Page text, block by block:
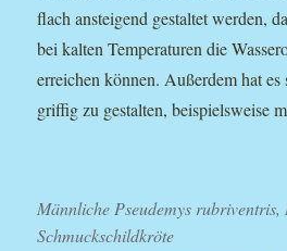
flach ansteigend gestaltet werden,
bei kalten Temperaturen die
erreichen können. Außerdem hat
griffig zu gestalten, beispielsweise
Männliche Pseudemys
Schmuckschildkröte